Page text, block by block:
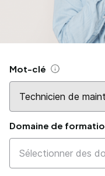
Mot-clé Aide
Domaine de